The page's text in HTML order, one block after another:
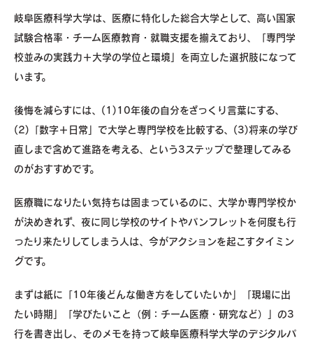
岐阜医療科学大学は、医療に特化した総合大学として、高い国家
試験合格率・チーム医療教育・就職支援を揃えており、「専門学
校並みの実践力＋大学の学位と環境」を両立した選択肢になって
います。
後悔を減らすには、(1)10年後の自分をざっくり言葉にする、
(2)「数字＋日常」で大学と専門学校を比較する、(3)将来の学び
直しまで含めて進路を考える、という3ステップで整理してみる
のがおすすめです。
医療職になりたい気持ちは固まっているのに、大学か専門学校か
が決めきれず、夜に同じ学校のサイトやパンフレットを何度も行
ったり来たりしてしまう人は、今がアクションを起こすタイミン
グです。
まずは紙に「10年後どんな働き方をしていたいか」「現場に出
たい時期」「学びたいこと（例：チーム医療・研究など）」の3
行を書き出し、そのメモを持って岐阜医療科学大学のデジタルパ